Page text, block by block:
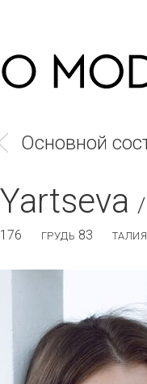
Основной
176 ГРУДЬ 83 ТАЛИЯ